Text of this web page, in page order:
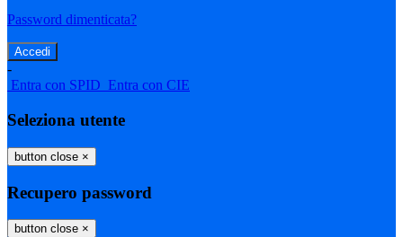
Password dimenticata?
-
Entra con SPID Entra con CIE
Seleziona utente
button close ×
Recupero password
button close ×